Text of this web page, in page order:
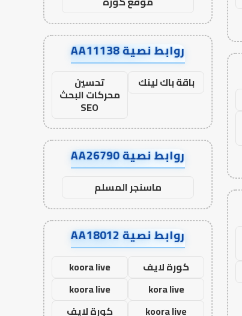
روابط نصية AA11138
باقة باك لينك تحسين
محركات البحث
SEO
روابط نصية AA26790
ماسنجر المسلم
روابط نصية AA18012
كورة لايف
koora live
kora live
koora live
koora live
كورة لايف